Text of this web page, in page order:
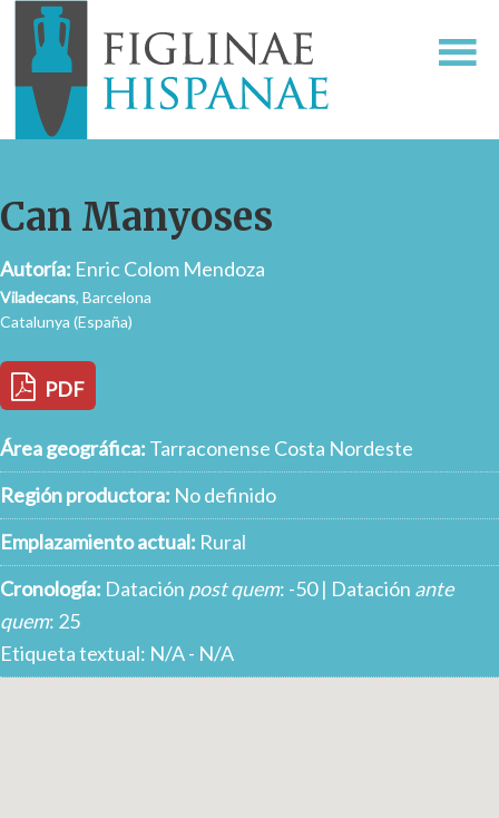
Can Manyoses
Autoría: Enric Colom Mendoza
Viladecans, Barcelona
Catalunya (España)
PDF
Área geográfica: Tarraconense Costa Nordeste
Región productora: No definido
Emplazamiento actual: Rural
Cronología: Datación post quem: -50 | Datación ante
quem: 25
Etiqueta textual: N/A - N/A